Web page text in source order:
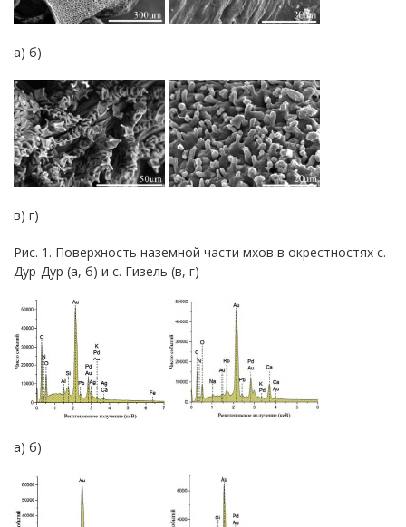
а) б)
в) г)
Рис. 1. Поверхность наземной части мхов в окрестностях с.
Дур-Дур (а, б) и с. Гизель (в, г)
а) б)